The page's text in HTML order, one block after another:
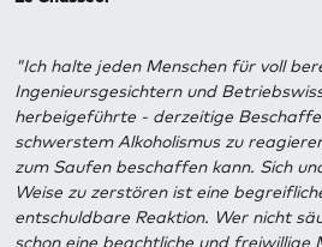
"Ich halte jeden Menschen für voll
Ingenieursgesichtern und
herbeigeführte - derzeitige
schwerstem Alkoholismus zu
zum Saufen beschaffen kann. Sich
Weise zu zerstören ist eine
entschuldbare Reaktion. Wer nicht
schon eine beachtliche und freiwillige